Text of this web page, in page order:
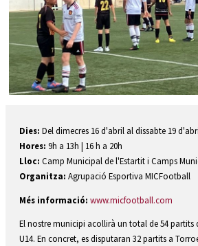
Dies: Del dimecres 16 d'abril al dissabte 19
Hores: 9h a 13h | 16 h a 20h
Lloc: Camp Municipal de l'Estartit i Camps
Organitza: Agrupació Esportiva MICFootball
Més informació: www.micfootball.com
El nostre municipi acollirà un total de 54 partits
U14. En concret, es disputaran 32 partits a